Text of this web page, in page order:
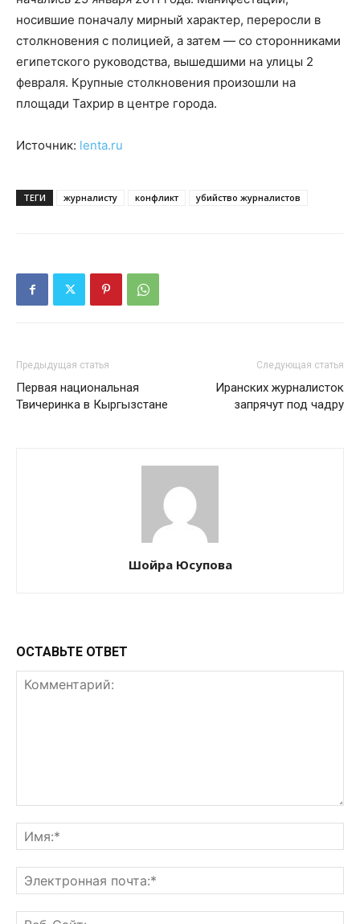
носившие поначалу мирный характер, переросли в
столкновения с полицией, а затем — со сторонниками
египетского руководства, вышедшими на улицы 2
февраля. Крупные столкновения произошли на
площади Тахрир в центре города.
Источник: lenta.ru
ТЕГИ журналисту конфликт убийство журналистов
Предыдущая статья
Первая национальная
Твичеринка в Кыргызстане
Следующая статья
Иранских журналисток
запрячут под чадру
Шойра Юсупова
ОСТАВЬТЕ ОТВЕТ